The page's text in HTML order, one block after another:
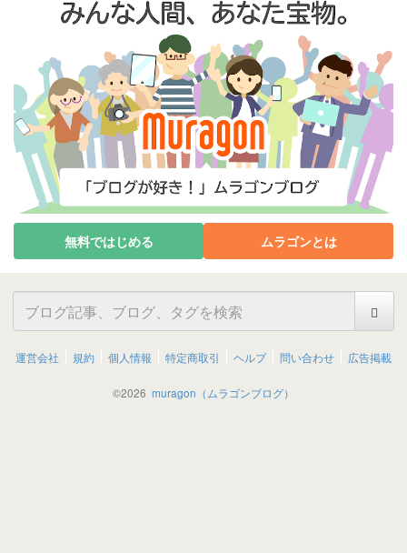
無料ではじめる ムラゴンとは
運営会社 規約 個人情報 特定商取引 ヘルプ 問い合わせ 広告掲載
©2026 muragon（ムラゴンブログ）